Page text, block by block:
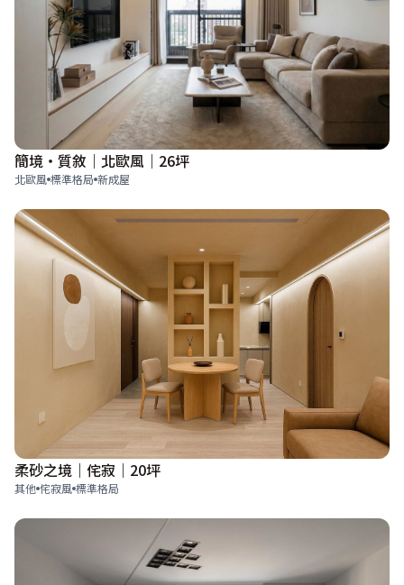
簡境・質敘｜北歐風｜26坪
北歐風 標準格局 新成屋
柔砂之境｜侘寂｜20坪
其他 侘寂風 標準格局